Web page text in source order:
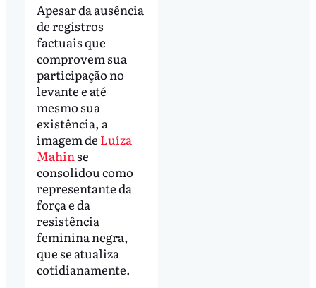
Apesar da ausência
de registros
factuais que
comprovem sua
participação no
levante e até
mesmo sua
existência, a
imagem de Luíza
Mahinse
consolidou como
representante da
força e da
resistência
feminina negra,
que se atualiza
cotidianamente.